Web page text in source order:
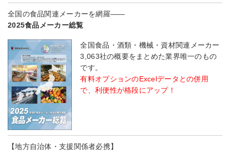
全国の食品関連メーカーを網羅――
2025食品メーカー総覧
全国食品・酒類・機械・資材関連メーカー
3,063社の概要をまとめた業界唯一のもの
です。
有料オプションのExcelデータとの併用
で、利便性が格段にアップ！
【地方自治体・支援関係者必携】